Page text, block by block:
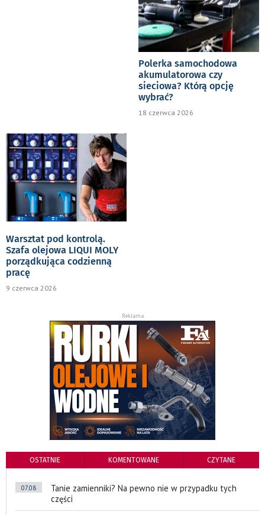
Polerka samochodowa
akumulatorowa czy
sieciowa? Którą opcję
wybrać?
18 czerwca 2026
Warsztat pod kontrolą.
Szafa olejowa LIQUI MOLY
porządkująca codzienną
pracę
9 czerwca 2026
Reklama
OSTATNIE KOMENTOWANE CZYTANE
07.08
Tanie zamienniki? Na pewno nie w przypadku tych
części